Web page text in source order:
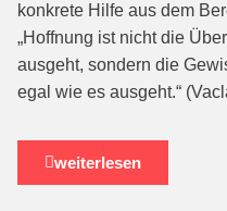
konkrete Hilfe aus dem
„Hoffnung ist nicht die
ausgeht, sondern die
egal wie es ausgeht.“
weiterlesen